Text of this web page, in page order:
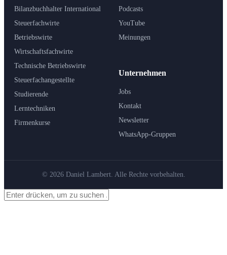
Bilanzbuchhalter International
Steuerfachwirte
Betriebswirte
Wirtschaftsfachwirte
Technische Betriebswirte
Steuerfachangestellte
Studierende
Lerntechniken
Firmenkurse
Podcasts
YouTube
Meinungen
Unternehmen
Jobs
Kontakt
Newsletter
WhatsApp-Gruppen
© 2026 Daniel Lambert. Alle Rechte vorbehalten.